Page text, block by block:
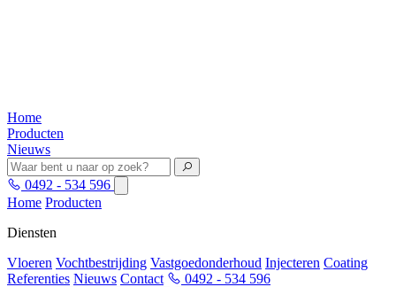
Home
Producten
Nieuws
0492 - 534 596
Home Producten
Diensten
Vloeren Vochtbestrijding Vastgoedonderhoud Injecteren Coating
Referenties Nieuws Contact 0492 - 534 596